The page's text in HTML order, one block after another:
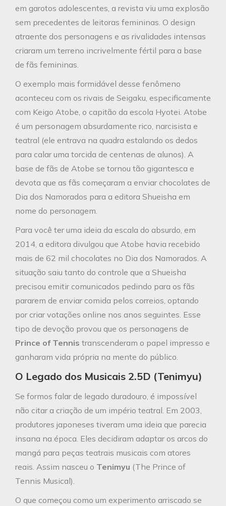
em garotos adolescentes, a revista viu uma explosão
sem precedentes de leitoras femininas. O design
atraente dos personagens e as rivalidades intensas
criaram um terreno incrivelmente fértil para a base
de fãs femininas.
O exemplo mais formidável desse fenômeno
aconteceu com os rivais de Seigaku, especificamente
com Keigo Atobe, o capitão da escola Hyotei. Atobe
é um personagem absurdamente rico, narcisista e
teatral (ele entrava na quadra estalando os dedos
para calar uma torcida de centenas de alunos). A
base de fãs de Atobe se tornou tão gigantesca e
devota que as fãs começaram a enviar chocolates de
Dia dos Namorados para a editora Shueisha em
nome do personagem.
Para você ter uma ideia da escala do absurdo, em
2014, a editora divulgou que Atobe havia recebido
mais de 62 mil chocolates no Dia dos Namorados. A
situação saiu tanto do controle que a Shueisha
precisou emitir comunicados pedindo para os fãs
pararem de enviar comida pelos correios, optando
por criar votações online nos anos seguintes. Esse
tipo de devoção provou que os personagens de
Prince of Tennis transcenderam o papel impresso e
ganharam vida própria na mente do público.
O Legado dos Musicais 2.5D (Tenimyu)
Se formos falar de legado duradouro, é impossível
não citar a criação de um império teatral. Em 2003,
produtores japoneses tiveram uma ideia que parecia
insana na época. Eles decidiram adaptar os arcos do
mangá para peças teatrais musicais com atores
reais. Assim nasceu o Tenimyu (The Prince of
Tennis Musical).
O que começou como um experimento arriscado se